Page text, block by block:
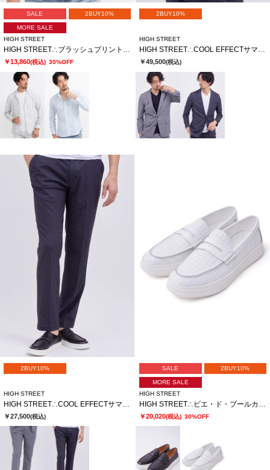
SALE 2BUY10%
MORE SALE
HIGH STREET
HIGH STREET∴ブラッシュプリントサッカーショートウイングシャツ
￥13,860(税込) 30%OFF
2BUY10%
HIGH STREET
HIGH STREET∴COOL EFFECTサマーツイードプリントジャケット
￥49,500(税込)
2BUY10%
HIGH STREET
￥27,500(税込)
SALE 2BUY10%
MORE SALE
HIGH STREET
￥20,020(税込) 30%OFF